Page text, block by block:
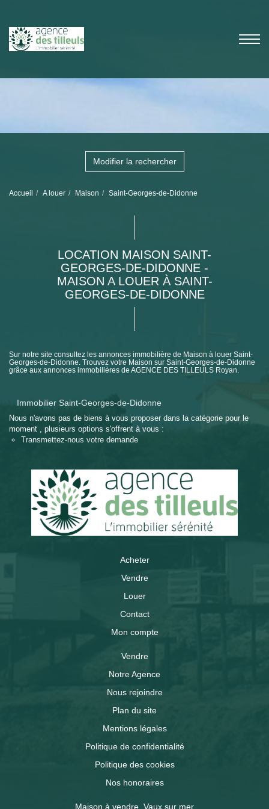
Modifier la rechercher
Accueil A louer Maison Saint-Georges-de-Didonne
LOCATION MAISON SAINT-
GEORGES-DE-DIDONNE -
MAISON A LOUER À SAINT-
GEORGES-DE-DIDONNE
Sur notre site consultez les annonces immobilière de Maison à louer Saint-
Georges-de-Didonne. Trouvez votre Maison sur Saint-Georges-de-Didonne
grâce aux annonces immobilières de AGENCE DES TILLEULS Royan.
Immobilier Saint-Georges-de-Didonne
Nous n'avons pas de biens à vous proposer dans la catégorie pour le
moment , plusieurs options s'offrent à vous :
Transmettez-nous votre demande
Acheter
Vendre
Louer
Contact
Mon compte
Vendre
Notre Agence
Nous rejoindre
Plan du site
Mentions légales
Politique de confidentialité
Politique des cookies
Nos honoraires
Maison à vendre, Vaux sur mer